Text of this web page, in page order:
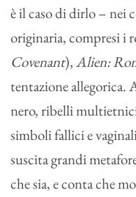
è il caso di dirlo – nei
originaria, compresi i
Covenant),Alien:
tentazione allegorica.
nero, ribelli
simboli fallici e
suscita grandi
che sia, e conta che